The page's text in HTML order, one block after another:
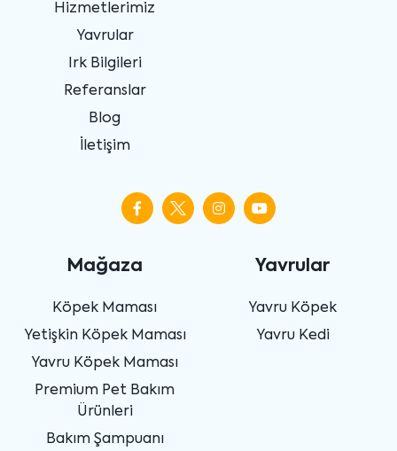
Hizmetlerimiz
Yavrular
Irk Bilgileri
Referanslar
Blog
İletişim
Mağaza
Köpek Maması
Yetişkin Köpek Maması
Yavru Köpek Maması
Premium Pet Bakım
Ürünleri
Bakım Şampuanı
Yavrular
Yavru Köpek
Yavru Kedi